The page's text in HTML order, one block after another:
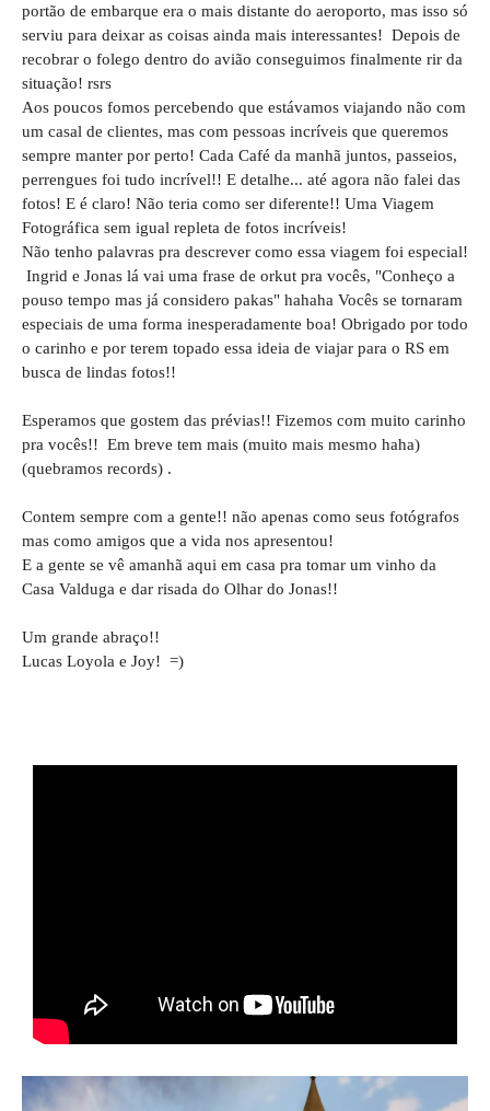
portão de embarque era o mais distante do aeroporto, mas isso só
serviu para deixar as coisas ainda mais interessantes! Depois de
recobrar o folego dentro do avião conseguimos finalmente rir da
situação! rsrs
Aos poucos fomos percebendo que estávamos viajando não com
um casal de clientes, mas com pessoas incríveis que queremos
sempre manter por perto! Cada Café da manhã juntos, passeios,
perrengues foi tudo incrível!! E detalhe... até agora não falei das
fotos! E é claro! Não teria como ser diferente!! Uma Viagem
Fotográfica sem igual repleta de fotos incríveis!
Não tenho palavras pra descrever como essa viagem foi especial!
Ingrid e Jonas lá vai uma frase de orkut pra vocês, "Conheço a
pouso tempo mas já considero pakas" hahaha Vocês se tornaram
especiais de uma forma inesperadamente boa! Obrigado por todo
o carinho e por terem topado essa ideia de viajar para o RS em
busca de lindas fotos!!
Esperamos que gostem das prévias!! Fizemos com muito carinho
pra vocês!! Em breve tem mais (muito mais mesmo haha)
(quebramos records) .
Contem sempre com a gente!! não apenas como seus fotógrafos
mas como amigos que a vida nos apresentou!
E a gente se vê amanhã aqui em casa pra tomar um vinho da
Casa Valduga e dar risada do Olhar do Jonas!!
Um grande abraço!!
Lucas Loyola e Joy! =)